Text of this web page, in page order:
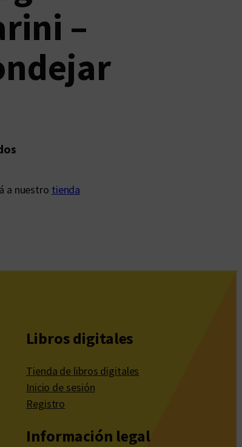
–
a nuestro tienda
Libros digitales
Tienda de libros digitales
Inicio de sesión
Registro
Información legal